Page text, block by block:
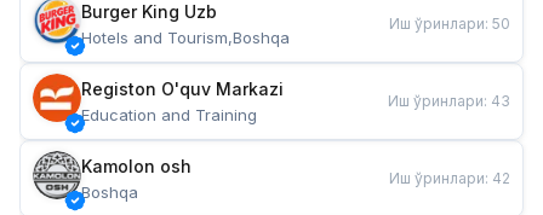
Burger King Uzb
Hotels and Tourism,Boshqa
Иш ўринлари: 50
Registon O'quv Markazi
Education and Training
Иш ўринлари: 43
Kamolon osh
Boshqa
Иш ўринлари: 42